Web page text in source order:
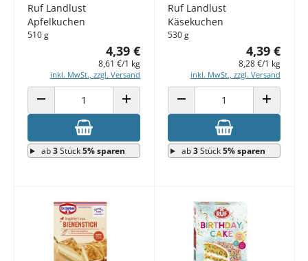
Ruf Landlust
Apfelkuchen
510 g
4,39 €
8,61 €/1 kg
inkl. MwSt., zzgl. Versand
ANZAHL VERRINGERN ANZAHL ERHÖHEN
ab3Stück5% sparen
Ruf Landlust
Käsekuchen
530 g
4,39 €
8,28 €/1 kg
inkl. MwSt., zzgl. Versand
ANZAHL VERRINGERN ANZAHL
ab3Stück5% sparen